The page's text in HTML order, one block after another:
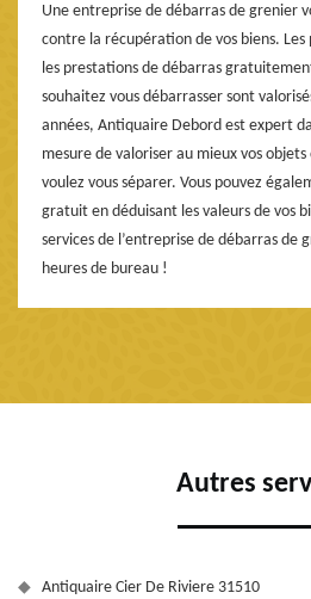
Une entreprise de débarras de grenier
contre la récupération de vos biens.
les prestations de débarras
souhaitez vous débarrasser sont
années, Antiquaire Debord est expert
mesure de valoriser au mieux vos
voulez vous séparer. Vous pouvez
gratuit en déduisant les valeurs de vos
services de l’entreprise de débarras de
heures de bureau !
Autres
Antiquaire Cier De Riviere 31510